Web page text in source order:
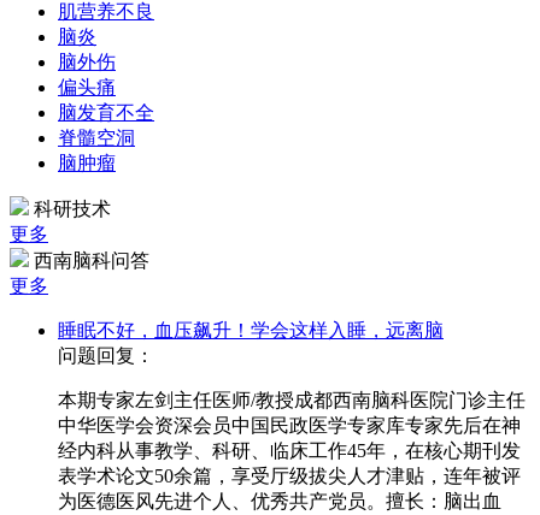
肌营养不良
脑炎
脑外伤
偏头痛
脑发育不全
脊髓空洞
脑肿瘤
科研技术
更多
西南脑科问答
更多
睡眠不好，血压飙升！学会这样入睡，远离脑
问题回复：
本期专家左剑主任医师/教授成都西南脑科医院门诊主任
中华医学会资深会员中国民政医学专家库专家先后在神
经内科从事教学、科研、临床工作45年，在核心期刊发
表学术论文50余篇，享受厅级拔尖人才津贴，连年被评
为医德医风先进个人、优秀共产党员。擅长：脑出血